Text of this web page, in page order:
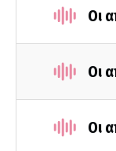
Οι
Οι
Οι